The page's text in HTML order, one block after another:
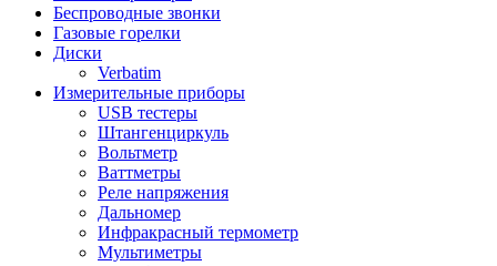
Беспроводные звонки
Газовые горелки
Диски
Verbatim
Измерительные приборы
USB тестеры
Штангенциркуль
Вольтметр
Ваттметры
Реле напряжения
Дальномер
Инфракрасный термометр
Мультиметры